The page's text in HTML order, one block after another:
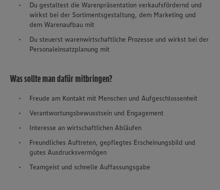
Du gestaltest die Warenpräsentation verkaufsfördernd und
wirkst bei der Sortimentsgestaltung, dem Marketing und
dem Warenaufbau mit
Du steuerst warenwirtschaftliche Prozesse und wirkst bei der
Personaleinsatzplanung mit
Was sollte man dafür mitbringen?
Freude am Kontakt mit Menschen und Aufgeschlossenheit
Verantwortungsbewusstsein und Engagement
Interesse an wirtschaftlichen Abläufen
Freundliches Auftreten, gepflegtes Erscheinungsbild und
gutes Ausdrucksvermögen
Teamgeist und schnelle Auffassungsgabe